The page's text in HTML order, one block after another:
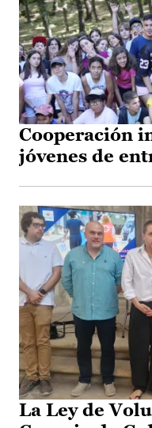
Cooperación
jóvenes de
La Ley de